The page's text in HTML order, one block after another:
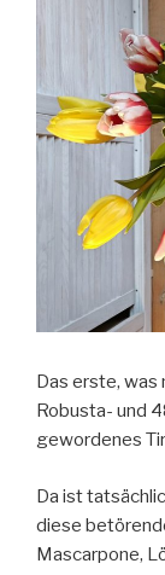
Das erste, was
Robusta- und
gewordenes
Da ist
diese
Mascarpone,